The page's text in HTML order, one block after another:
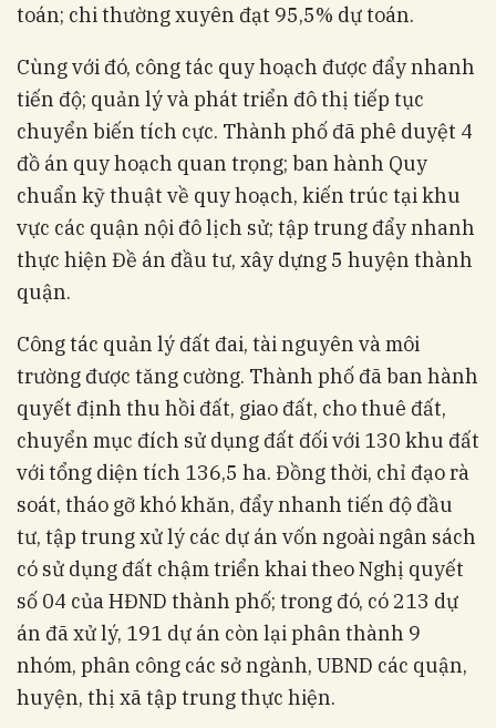
toán; chi thường xuyên đạt 95,5% dự toán.
Cùng với đó, công tác quy hoạch được đẩy nhanh
tiến độ; quản lý và phát triển đô thị tiếp tục
chuyển biến tích cực. Thành phố đã phê duyệt 4
đồ án quy hoạch quan trọng; ban hành Quy
chuẩn kỹ thuật về quy hoạch, kiến trúc tại khu
vực các quận nội đô lịch sử; tập trung đẩy nhanh
thực hiện Đề án đầu tư, xây dựng 5 huyện thành
quận.
Công tác quản lý đất đai, tài nguyên và môi
trường được tăng cường. Thành phố đã ban hành
quyết định thu hồi đất, giao đất, cho thuê đất,
chuyển mục đích sử dụng đất đối với 130 khu đất
với tổng diện tích 136,5 ha. Đồng thời, chỉ đạo rà
soát, tháo gỡ khó khăn, đẩy nhanh tiến độ đầu
tư, tập trung xử lý các dự án vốn ngoài ngân sách
có sử dụng đất chậm triển khai theo Nghị quyết
số 04 của HĐND thành phố; trong đó, có 213 dự
án đã xử lý, 191 dự án còn lại phân thành 9
nhóm, phân công các sở ngành, UBND các quận,
huyện, thị xã tập trung thực hiện.